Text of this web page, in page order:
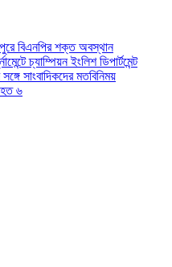
বিএনপির শক্ত অবস্থান
চ্যাম্পিয়ন ইংলিশ ডিপার্টমেন্ট
সাংবাদিকদের মতবিনিময়
৬